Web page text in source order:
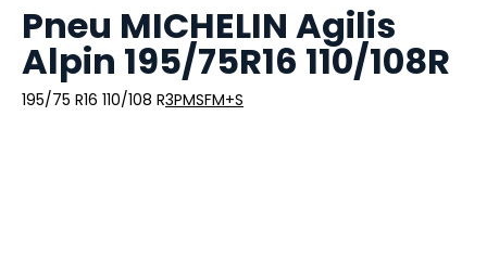
Pneu MICHELIN Agilis
Alpin 195/75R16 110/108R
195/75 R16 110/108 R3PMSFM+S